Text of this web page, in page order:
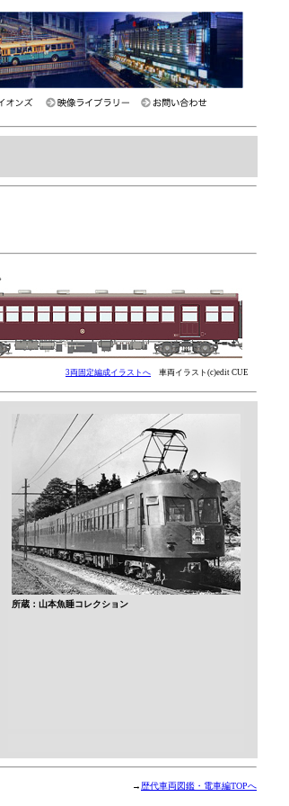
3両固定編成イラストへ 車両イラスト(c)edit CUE
所蔵：山本魚睡コレクション
→ 歴代車両図鑑・電車編TOPへ